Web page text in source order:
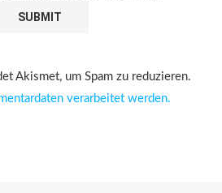
Akismet, um Spam zu reduzieren.
verarbeitet werden.